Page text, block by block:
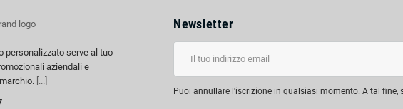
personalizzato serve al tuo
aziendali e
[...]
Newsletter
Puoi annullare l'iscrizione in qualsiasi momento. A tal